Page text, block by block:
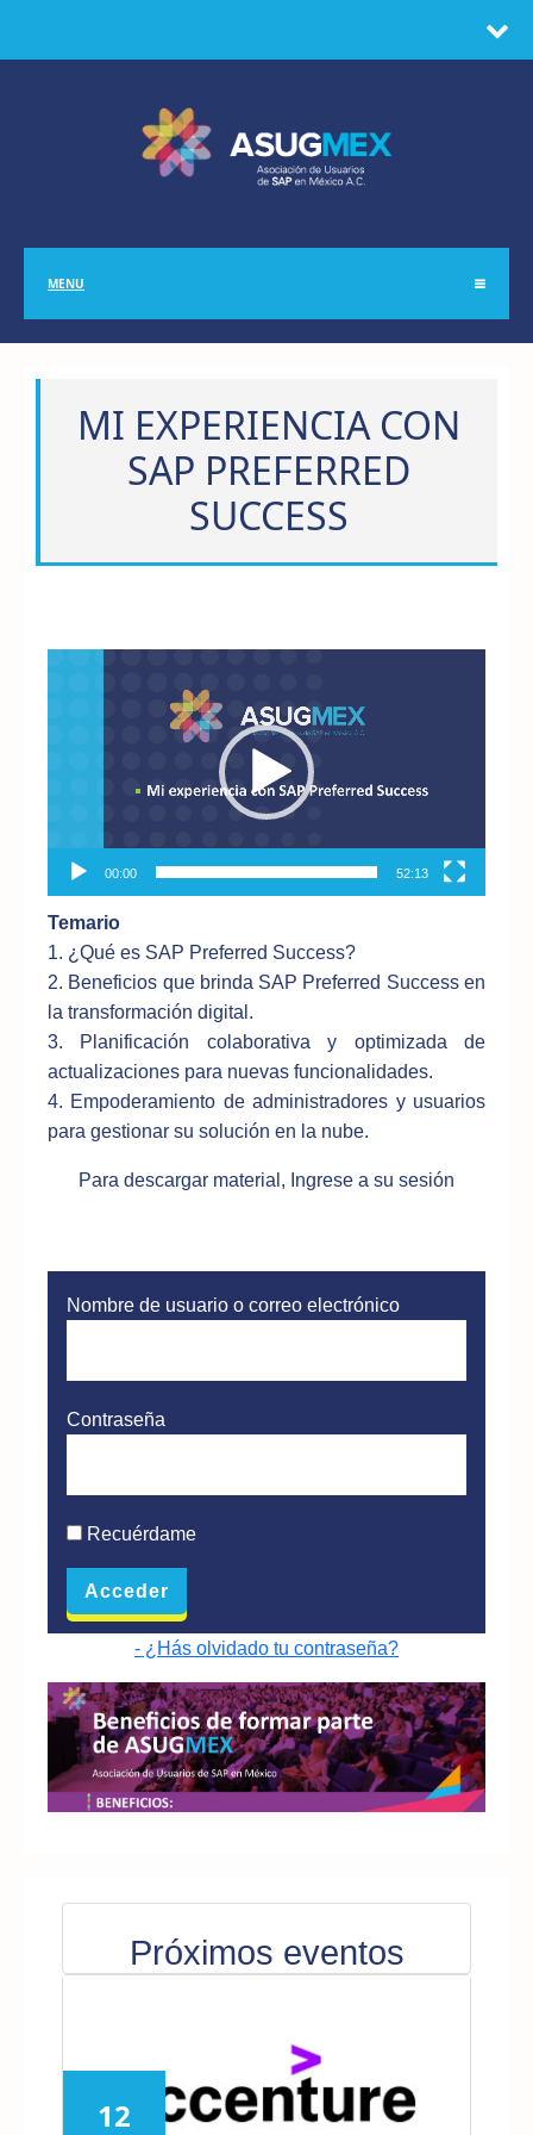
MENU
MI EXPERIENCIA CON
SAP PREFERRED
SUCCESS
00:00 52:13
Temario
1. ¿Qué es SAP Preferred Success?
2. Beneficios que brinda SAP Preferred Success en
la transformación digital.
3. Planificación colaborativa y optimizada de
actualizaciones para nuevas funcionalidades.
4. Empoderamiento de administradores y usuarios
para gestionar su solución en la nube.
Para descargar material, Ingrese a su sesión
Nombre de usuario o correo electrónico
Contraseña
Recuérdame
- ¿Hás olvidado tu contraseña?
Próximos eventos
12